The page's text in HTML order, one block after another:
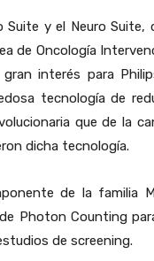
y el Neuro Suite,
de Oncología
interés para
tecnología de
que de la
dicha tecnología.
de la familia
Photon Counting
de screening.